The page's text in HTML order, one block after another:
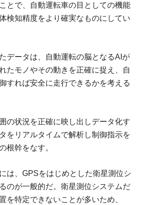
とで、自動運転車の目としての機能
検知精度をより確実なものにしてい
データは、自動運転の脳となるAIが
たモノやその動きを正確に捉え、自
すれば安全に走行できるかを考える
の状況を正確に映し出しデータ化す
をリアルタイムで解析し制御指示を
根幹をなす。
は、GPSをはじめとした衛星測位シ
のが一般的だ。衛星測位システムだ
を特定できないことが多いため、